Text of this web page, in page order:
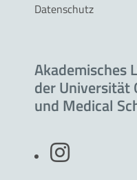
Datenschutz
Akademisches
der Universität
und Medical